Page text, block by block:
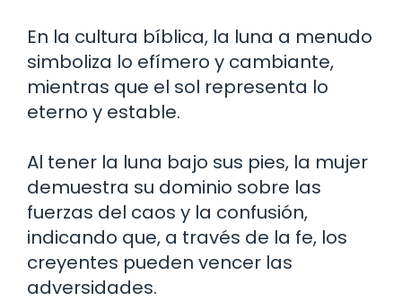
En la cultura bíblica, la luna a menudo
simboliza lo efímero y cambiante,
mientras que el sol representa lo
eterno y estable.
Al tener la luna bajo sus pies, la mujer
demuestra su dominio sobre las
fuerzas del caos y la confusión,
indicando que, a través de la fe, los
creyentes pueden vencer las
adversidades.